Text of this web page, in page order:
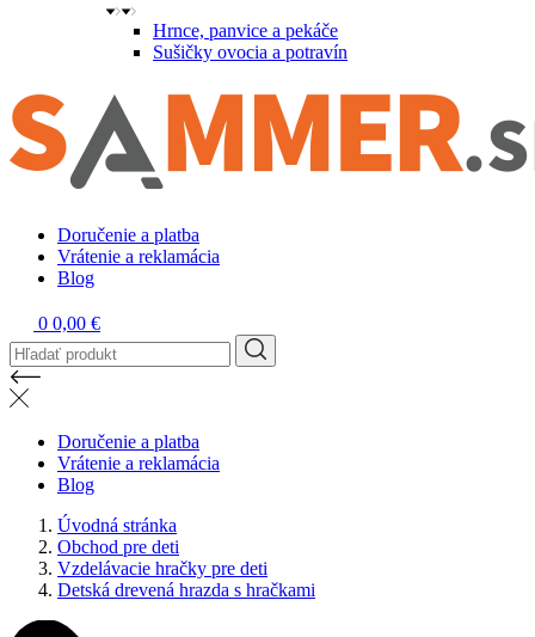
Hrnce, panvice a pekáče
Sušičky ovocia a potravín
Doručenie a platba
Vrátenie a reklamácia
Blog
0 0,00 €
Doručenie a platba
Vrátenie a reklamácia
Blog
Úvodná stránka
Obchod pre deti
Vzdelávacie hračky pre deti
Detská drevená hrazda s hračkami